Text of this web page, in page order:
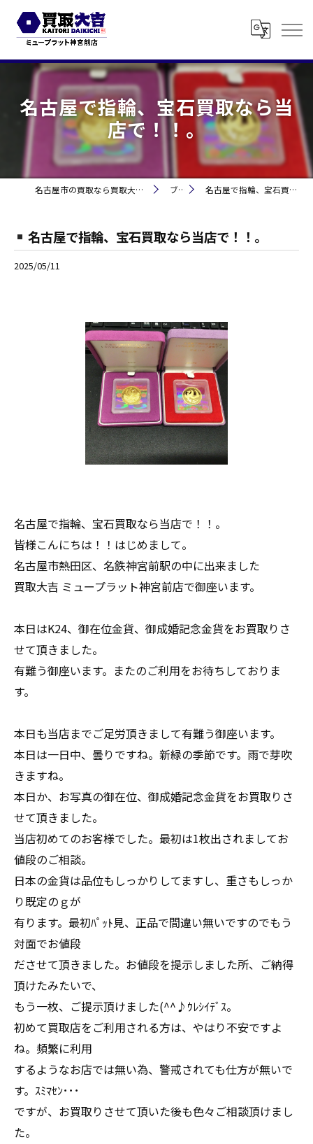
名古屋で指輪、宝石買取なら当
店で！！。
名古屋市の買取なら買取大吉 ミュープラット神宮前 ブログ 名古屋で指輪、宝石買取なら当店で！！。
名古屋で指輪、宝石買取なら当店で！！。
2025/05/11
名古屋で指輪、宝石買取なら当店で！！。
皆様こんにちは！！はじめまして。
名古屋市熱田区、名鉄神宮前駅の中に出来ました
買取大吉 ミュープラット神宮前店で御座います。
本日はK24、御在位金貨、御成婚記念金貨をお買取りさ
せて頂きました。
有難う御座います。またのご利用をお待ちしておりま
す。
本日も当店までご足労頂きまして有難う御座います。
本日は一日中、曇りですね。新緑の季節です。雨で芽吹
きますね。
本日か、お写真の御在位、御成婚記念金貨をお買取りさ
せて頂きました。
当店初めてのお客様でした。最初は1枚出されましてお
値段のご相談。
日本の金貨は品位もしっかりしてますし、重さもしっか
り既定のｇが
有ります。最初ﾊﾟｯﾄ見、正品で間違い無いですのでもう
対面でお値段
ださせて頂きました。お値段を提示しました所、ご納得
頂けたみたいで、
もう一枚、ご提示頂けました(^^♪ｳﾚｼｲﾃﾞｽ。
初めて買取店をご利用される方は、やはり不安ですよ
ね。頻繁に利用
するようなお店では無い為、警戒されても仕方が無いで
す。ｽﾐﾏｾﾝ･･･
ですが、お買取りさせて頂いた後も色々ご相談頂けまし
た。